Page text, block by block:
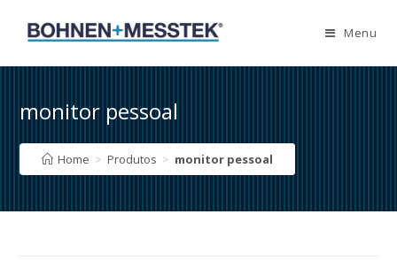
Menu
monitor pessoal
Home > Produtos > monitor pessoal